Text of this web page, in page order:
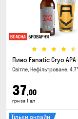
Пиво Fanatic Cryo APA
Світле, Нефільтроване, 4.7°
37,00
грн за 1 шт
Тільки онлайн